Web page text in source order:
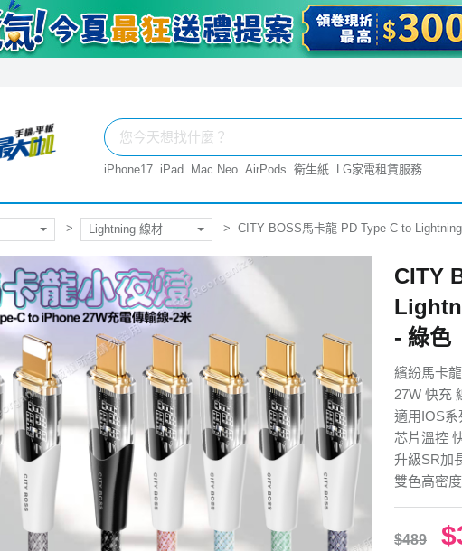
iPhone17 iPad Mac Neo AirPods 衛生紙 LG家電租賃服務
Lightning 線材 CITY BOSS馬卡龍 PD Type-C to
CITY
- 綠色
繽紛馬卡
27W 快充
適用IOS系
芯片溫控
升級SR加
雙色高密
$489